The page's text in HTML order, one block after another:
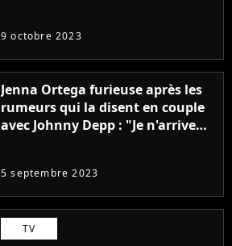
9 octobre 2023
Jenna Ortega furieuse après les
rumeurs qui la disent en couple
avec Johnny Depp : "Je n'arrive
5 septembre 2023
TV